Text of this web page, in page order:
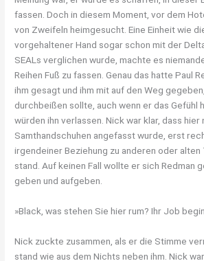
fassen. Doch in diesem Moment, vor dem
von Zweifeln heimgesucht. Eine Einheit wie
vorgehaltener Hand sogar schon mit der
SEALs verglichen wurde, machte es
Reihen Fuß zu fassen. Genau das hatte Paul
ihm gesagt und ihm mit auf den Weg
durchbeißen sollte, auch wenn er das Gefühl
würden ihn verlassen. Nick war klar, dass hier
Samthandschuhen angefasst wurde, erst
irgendeiner Beziehung zu anderen oder
stand. Auf keinen Fall wollte er sich Redman
geben und aufgeben.
»Black, was stehen Sie hier rum? Ihr Job
Nick zuckte zusammen, als er die Stimme
stand wie aus dem Nichts neben ihm. Nick